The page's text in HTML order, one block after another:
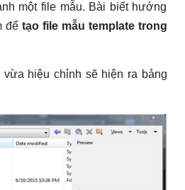
một file mẫu. Bài biết hướng
để tạo file mẫu template trong
vừa hiệu chỉnh sẽ hiện ra bảng